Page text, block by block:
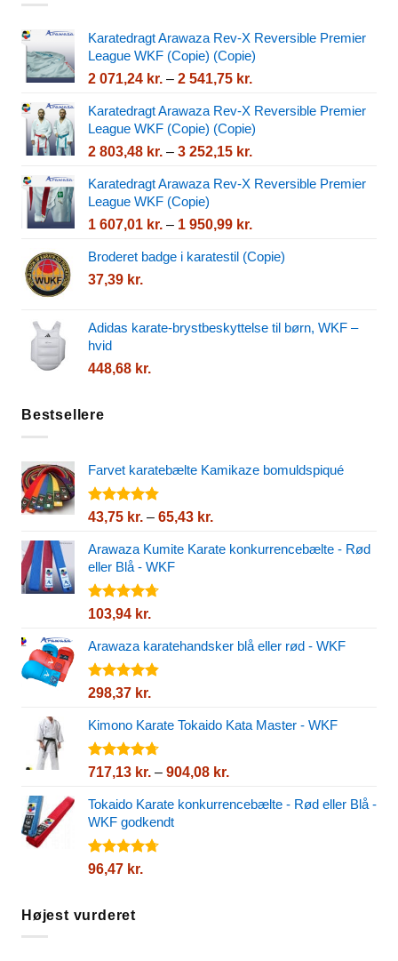
Karatedragt Arawaza Rev-X Reversible Premier
League WKF (Copie) (Copie)
2 071,24 kr. – 2 541,75 kr.
071,24 kr.
til
2
Karatedragt Arawaza Rev-X Reversible Premier
League WKF (Copie) (Copie)
2 803,48 kr. – 3 252,15 kr.
803,48 kr.
3
Karatedragt Arawaza Rev-X Reversible Premier
League WKF (Copie)
1 607,01 kr. – 1 950,99 kr.
607,01 kr.
Broderet badge i karatestil (Copie)
37,39 kr.
Adidas karate-brystbeskyttelse til børn, WKF –
hvid
448,68 kr.
Bestsellere
Farvet karatebælte Kamikaze bomuldspiqué
Vurderet
5
43,75 kr. – 65,43 kr.
til
Arawaza Kumite Karate konkurrencebælte - Rød
eller Blå - WKF
Vurderet
5
103,94 kr.
Arawaza karatehandsker blå eller rød - WKF
Vurderet
5
298,37 kr.
Kimono Karate Tokaido Kata Master - WKF
Vurderet
5
717,13 kr. – 904,08 kr.
til
Tokaido Karate konkurrencebælte - Rød eller Blå -
WKF godkendt
Vurderet
96,47 kr.
Højest vurderet